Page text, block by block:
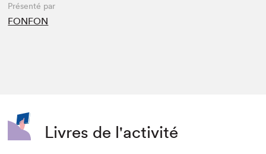
Présenté par
FONFON
Livres de l'activité